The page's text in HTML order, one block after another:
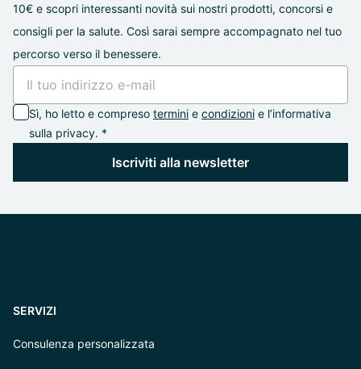
10€ e scopri interessanti novità sui nostri prodotti, concorsi e
consigli per la salute. Così sarai sempre accompagnato nel tuo
percorso verso il benessere.
Sì, ho letto e compreso termini e condizioni e l’informativa
sulla privacy. *
Iscriviti alla newsletter
SERVIZI
Consulenza personalizzata